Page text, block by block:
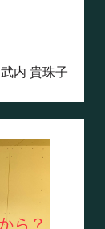
武内 貴珠子